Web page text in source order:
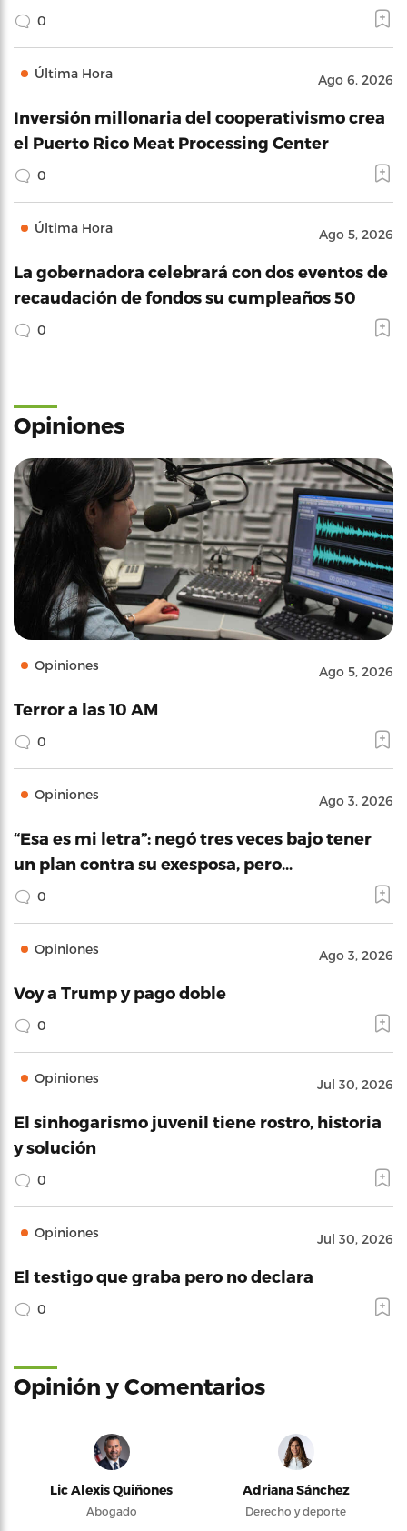
0
Última Hora Ago 6, 2026
Inversión millonaria del cooperativismo crea
el Puerto Rico Meat Processing Center
0
Última Hora Ago 5, 2026
La gobernadora celebrará con dos eventos de
recaudación de fondos su cumpleaños 50
0
Opiniones
Opiniones Ago 5, 2026
Terror a las 10 AM
0
Opiniones Ago 3, 2026
“Esa es mi letra”: negó tres veces bajo tener
un plan contra su exesposa, pero…
0
Opiniones Ago 3, 2026
Voy a Trump y pago doble
0
Opiniones Jul 30, 2026
El sinhogarismo juvenil tiene rostro, historia
y solución
0
Opiniones Jul 30, 2026
El testigo que graba pero no declara
0
Opinión y Comentarios
Lic Alexis Quiñones
Abogado
Adriana Sánchez
Derecho y deporte